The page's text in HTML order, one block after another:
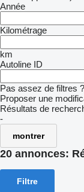
Année
Kilométrage
km
Autoline ID
Pas assez de filtres ?
Proposer une
Résultats de
-
montrer
20 annonces:
Filtre